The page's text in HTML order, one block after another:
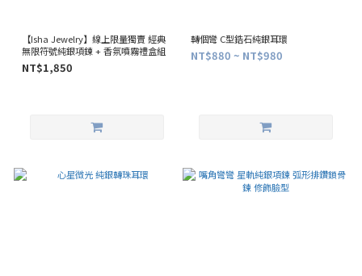
【Isha Jewelry】線上限量獨賣 經典
無限符號純銀項鍊 + 香氛噴霧禮盒組
NT$1,850
轉個彎 C型鋯石純銀耳環
NT$880 ~ NT$980